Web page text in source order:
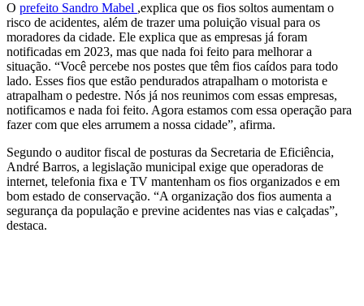
O prefeito Sandro Mabel ,explica que os fios soltos aumentam o
risco de acidentes, além de trazer uma poluição visual para os
moradores da cidade. Ele explica que as empresas já foram
notificadas em 2023, mas que nada foi feito para melhorar a
situação. “Você percebe nos postes que têm fios caídos para todo
lado. Esses fios que estão pendurados atrapalham o motorista e
atrapalham o pedestre. Nós já nos reunimos com essas empresas,
notificamos e nada foi feito. Agora estamos com essa operação para
fazer com que eles arrumem a nossa cidade”, afirma.
Segundo o auditor fiscal de posturas da Secretaria de Eficiência,
André Barros, a legislação municipal exige que operadoras de
internet, telefonia fixa e TV mantenham os fios organizados e em
bom estado de conservação. “A organização dos fios aumenta a
segurança da população e previne acidentes nas vias e calçadas”,
destaca.